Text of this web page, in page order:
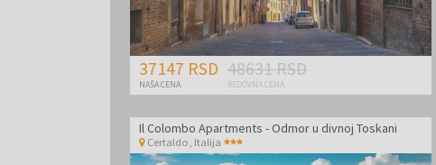
37147 RSD
NAŠA CENA
48631 RSD
REDOVNA CENA
Il Colombo Apartments - Odmor u divnoj Toskani
Certaldo Italija